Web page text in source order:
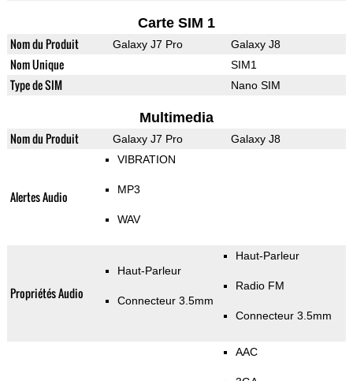
Carte SIM 1
Nom du Produit Galaxy J7 Pro Galaxy J8
Nom Unique SIM1
Type de SIM Nano SIM
Multimedia
Nom du Produit Galaxy J7 Pro Galaxy J8
Alertes Audio
VIBRATION
MP3
WAV
Propriétés Audio
Haut-Parleur
Connecteur 3.5mm
Haut-Parleur
Radio FM
Connecteur 3.5mm
AAC